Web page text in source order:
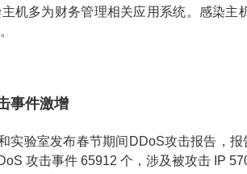
机多为财务管理相关应用系统。感染主
事件激增
实验室发布春节期间DDoS攻击报告，
攻击事件 65912 个，涉及被攻击 IP